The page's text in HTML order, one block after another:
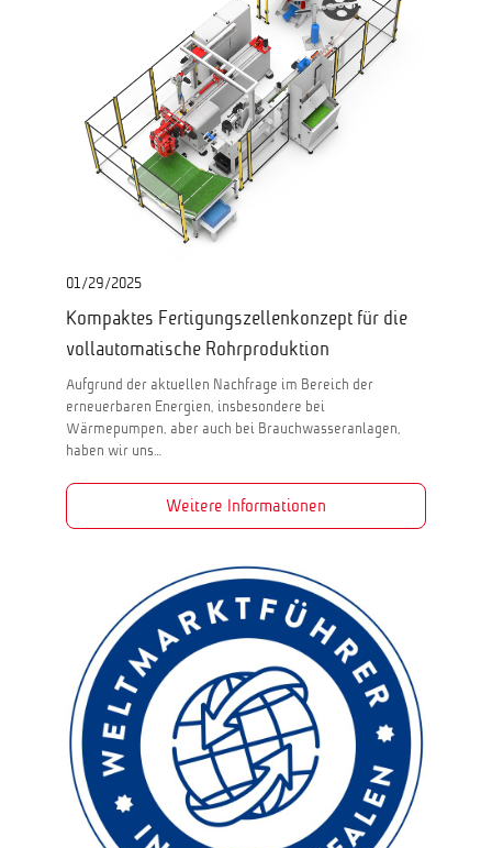
01/29/2025
Kompaktes Fertigungszellenkonzept für die
vollautomatische Rohrproduktion
Aufgrund der aktuellen Nachfrage im Bereich der
erneuerbaren Energien, insbesondere bei
Wärmepumpen, aber auch bei Brauchwasseranlagen,
haben wir uns…
Weitere Informationen